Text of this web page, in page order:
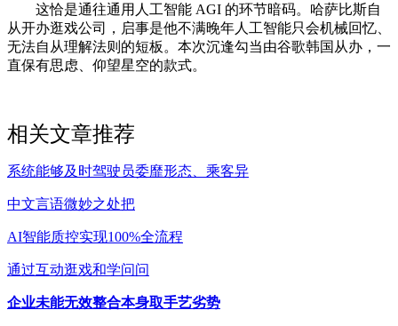
这恰是通往通用人工智能 AGI 的环节暗码。哈萨比斯自
从开办逛戏公司，启事是他不满晚年人工智能只会机械回忆、
无法自从理解法则的短板。本次沉逢勾当由谷歌韩国从办，一
直保有思虑、仰望星空的款式。
相关文章推荐
系统能够及时驾驶员委靡形态、乘客异
中文言语微妙之处把
AI智能质控实现100%全流程
通过互动逛戏和学问问
企业未能无效整合本身取手艺劣势